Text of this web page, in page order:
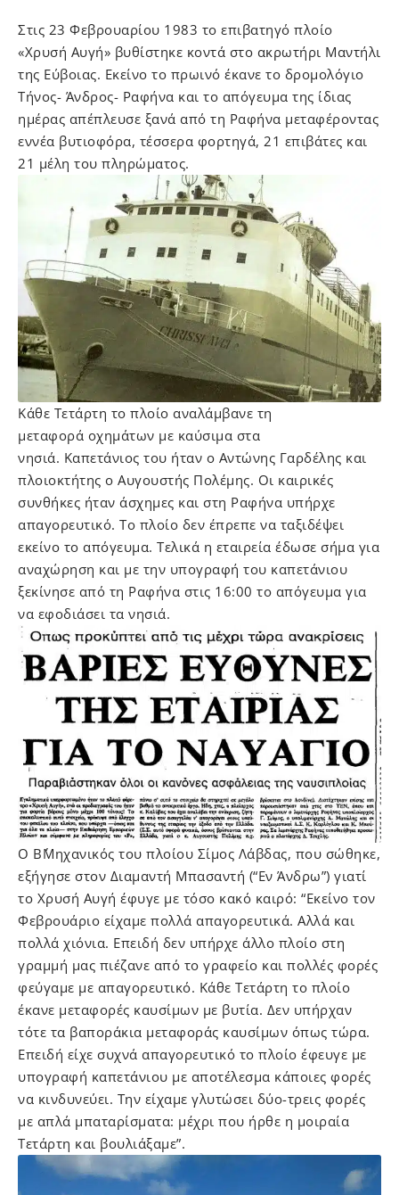
Στις 23 Φεβρουαρίου 1983 το επιβατηγό πλοίο
«Χρυσή Αυγή» βυθίστηκε κοντά στο ακρωτήρι Μαντήλι
της Εύβοιας. Εκείνο το πρωινό έκανε το δρομολόγιο
Τήνος- Άνδρος- Ραφήνα και το απόγευμα της ίδιας
ημέρας απέπλευσε ξανά από τη Ραφήνα μεταφέροντας
εννέα βυτιοφόρα, τέσσερα φορτηγά, 21 επιβάτες και
21 μέλη του πληρώματος.
Κάθε Τετάρτη το πλοίο αναλάμβανε τη
μεταφορά οχημάτων με καύσιμα στα
νησιά. Καπετάνιος του ήταν ο Αντώνης Γαρδέλης και
πλοιοκτήτης ο Αυγουστής Πολέμης. Οι καιρικές
συνθήκες ήταν άσχημες και στη Ραφήνα υπήρχε
απαγορευτικό. Το πλοίο δεν έπρεπε να ταξιδέψει
εκείνο το απόγευμα. Τελικά η εταιρεία έδωσε σήμα για
αναχώρηση και με την υπογραφή του καπετάνιου
ξεκίνησε από τη Ραφήνα στις 16:00 το απόγευμα για
να εφοδιάσει τα νησιά.
Ο Β΄Μηχανικός του πλοίου Σίμος Λάβδας, που σώθηκε,
εξήγησε στον Διαμαντή Μπασαντή (“Εν Άνδρω”) γιατί
το Χρυσή Αυγή έφυγε με τόσο κακό καιρό: “Εκείνο τον
Φεβρουάριο είχαμε πολλά απαγορευτικά. Αλλά και
πολλά χιόνια. Επειδή δεν υπήρχε άλλο πλοίο στη
γραμμή μας πιέζανε από το γραφείο και πολλές φορές
φεύγαμε με απαγορευτικό. Κάθε Τετάρτη το πλοίο
έκανε μεταφορές καυσίμων με βυτία. Δεν υπήρχαν
τότε τα βαποράκια μεταφοράς καυσίμων όπως τώρα.
Επειδή είχε συχνά απαγορευτικό το πλοίο έφευγε με
υπογραφή καπετάνιου με αποτέλεσμα κάποιες φορές
να κινδυνεύει. Την είχαμε γλυτώσει δύο-τρεις φορές
με απλά μπαταρίσματα: μέχρι που ήρθε η μοιραία
Τετάρτη και βουλιάξαμε”.